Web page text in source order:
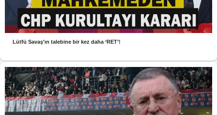
Lütfü Savaş’ın talebine bir kez daha ‘RET’!